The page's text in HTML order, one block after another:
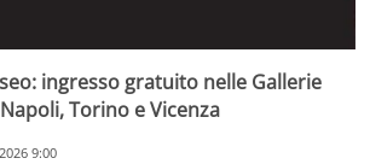
ingresso gratuito nelle Gallerie
Torino e Vicenza
9:00